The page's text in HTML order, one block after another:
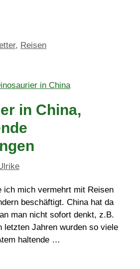
, Reisen
in China,
ich mich vermehrt mit Reisen
beschäftigt. China hat da
man nicht sofort denkt, z.B.
letzten Jahren wurden so viele
haltende …